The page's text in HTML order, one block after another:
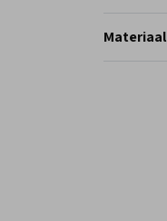
Materiaal